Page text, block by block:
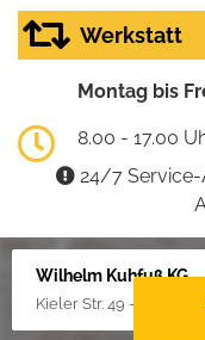
Werkstatt
Montag bis
8.00 - 17.00
24/7 Service-
Wilhelm Kuhfuß KG
Kieler Str. 49 - 51,